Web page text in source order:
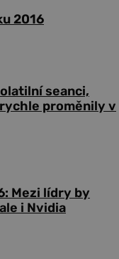
2016
seanci,
proměnily v
Mezi lídry by
i Nvidia